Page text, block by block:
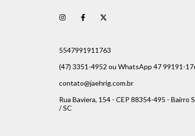
5547991911763
(47) 3351-4952 ou WhatsApp 47 99191-
contato@jaehrig.com.br
Rua Baviera, 154 - CEP 88354-495 - Bairro
/ SC